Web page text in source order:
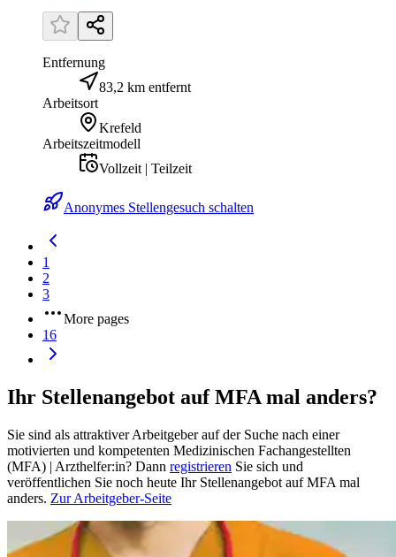
Entfernung
83,2 km entfernt
Arbeitsort
Krefeld
Arbeitszeitmodell
Vollzeit | Teilzeit
Anonymes Stellengesuch schalten
1
2
3
More pages
16
Ihr Stellenangebot auf MFA mal anders?
Sie sind als attraktiver Arbeitgeber auf der Suche nach einer
motivierten und kompetenten Medizinischen Fachangestellten
(MFA) | Arzthelfer:in? Dann registrieren Sie sich und
veröffentlichen Sie noch heute Ihr Stellenangebot auf MFA mal
anders. Zur Arbeitgeber-Seite